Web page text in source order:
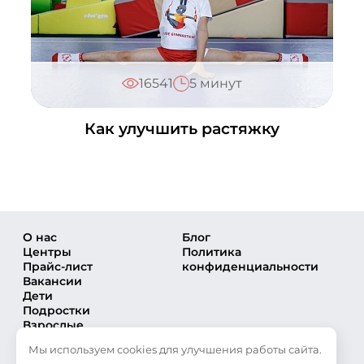
Матвеевское
+7 (495) 648-60-08
Написать в ВКонтакте
Медведково
+7 (495) 648-60-08
Написать в ВКонтакте
+7 (495) 648-60-08
Написать в ВКонтакте
Орехово
Подольск
16541 5 минут
Как улучшить растяжку
О нас
Центры
Прайс-лист
Вакансии
Дети
Подростки
Взрослые
Секции
Блог
Политика
конфиденциальности
Мы используем cookies для улучшения работы сайта.